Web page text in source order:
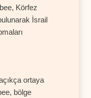
Körfez
İsrail
ortaya
bölge